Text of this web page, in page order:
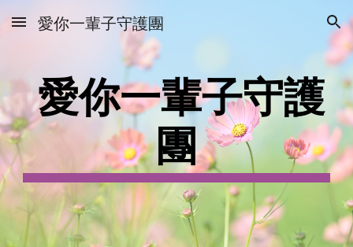
Skip to main content Skip to navigation
愛你一輩子守護團
愛你一輩子守護
團